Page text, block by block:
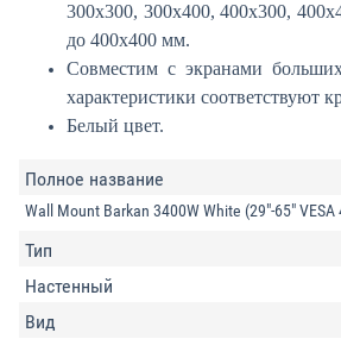
300x300, 300x400, 400x300,
до 400x400 мм.
Совместим с экранами
характеристики соответствуют
Белый цвет.
Полное название
Wall Mount Barkan 3400W White (29"-65"
Тип
Настенный
Вид